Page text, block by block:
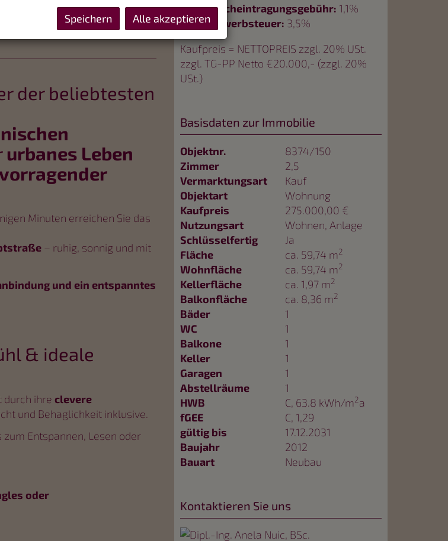
der beliebtesten
urbanes Leben
Minuten erreichen Sie das
– ruhig, sonnig und mit
und ein entspanntes
& ideale
durch ihre clevere
und Behaglichkeit inklusive.
Entspannen, Lesen oder
oder
Grundbucheintragungsgebühr: 1,1%
Grunderwerbsteuer: 3,5%
Kaufpreis = NETTOPREIS zzgl. 20% USt.
zzgl. TG-PP Netto €20.000,- (zzgl. 20%
USt.)
Basisdaten zur Immobilie
Objektnr.
8374/150
Zimmer
2,5
Vermarktungsart
Kauf
Objektart
Wohnung
Kaufpreis
275.000,00 €
Nutzungsart
Wohnen Anlage
Schlüsselfertig
Ja
Fläche
ca. 59,74 m2
Wohnfläche ca. 59,74 m2
Kellerfläche ca. 1,97 m2
Balkonfläche ca. 8,36 m2
Bäder
1
WC
1
Balkone
1
Keller
1
Garagen
1
Abstellräume
1
HWB
C, 63.8 kWh/m2a
fGEE
C, 1,29
gültig bis
17.12.2031
Baujahr
2012
Bauart
Neubau
Kontaktieren Sie uns
Speichern Alle akzeptieren